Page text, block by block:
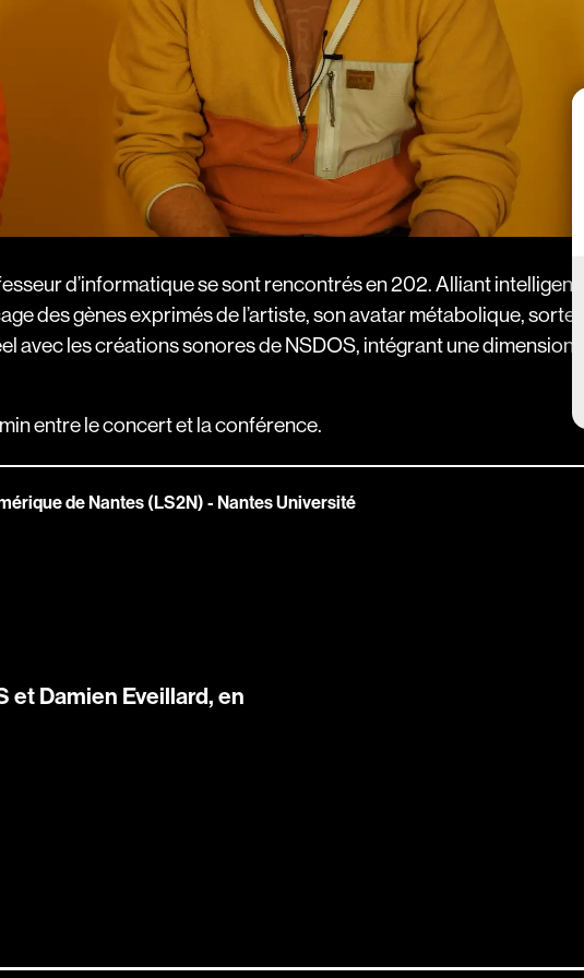
d’informatique se sont rencontrés en 202. Alliant intelligence
des gènes exprimés de l’artiste, son avatar métabolique, sorte
avec les créations sonores de NSDOS, intégrant une dimension
entre le concert et la conférence.
de Nantes (LS2N) - Nantes Université
et Damien Eveillard, en